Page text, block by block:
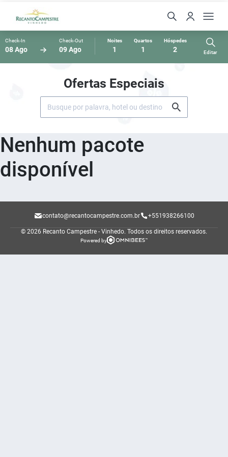
Check-In
08 Ago
Check-Out
09 Ago
Noites
1
Quartos
1
Hóspedes
2 Editar
Ofertas Especiais
Nenhum pacote
disponível
contato@recantocampestre.com.br +551938266100
© 2026 Recanto Campestre - Vinhedo. Todos os direitos reservados.
Powered by